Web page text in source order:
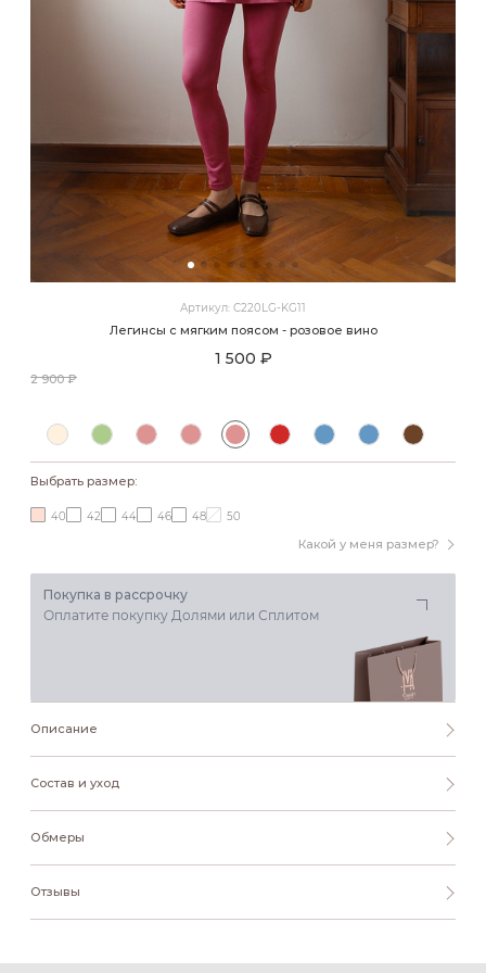
Артикул: C220LG-KG11
Легинсы с мягким поясом - розовое вино
1 500 ₽
2 900 ₽
Выбрать размер:
Какой у меня размер?
40 42 44 46 48 50
Покупка в рассрочку
Оплатите покупку Долями или Сплитом
Описание
Состав и уход
Обмеры
Отзывы